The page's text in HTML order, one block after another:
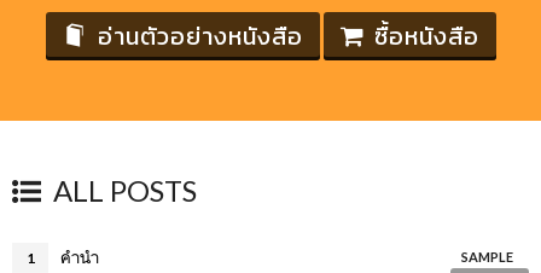
อ่านตัวอย่างหนังสือ ซื้อหนังสือ
ALL POSTS
1 คำนำ
SAMPLE